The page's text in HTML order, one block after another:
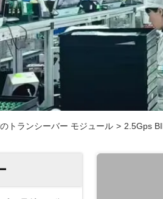
トランシーバー モジュール > 2.5Gps